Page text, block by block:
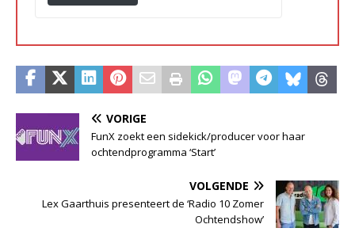
VORIGE
FunX zoekt een sidekick/producer voor haar
ochtendprogramma ‘Start’
VOLGENDE
Lex Gaarthuis presenteert de ‘Radio 10 Zomer
Ochtendshow’